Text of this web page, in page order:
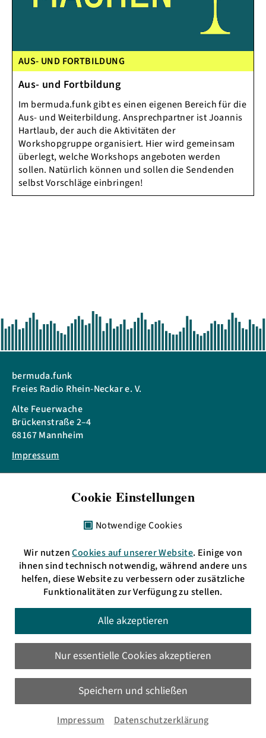
AUS- UND FORTBILDUNG
Aus- und Fortbildung
Im bermuda.funk gibt es einen eigenen Bereich für die
Aus- und Weiterbildung. Ansprechpartner ist Joannis
Hartlaub, der auch die Aktivitäten der
Workshopgruppe organisiert. Hier wird gemeinsam
überlegt, welche Workshops angeboten werden
sollen. Natürlich können und sollen die Sendenden
selbst Vorschläge einbringen!
bermuda.funk
Freies Radio Rhein-Neckar e. V.
Alte Feuerwache
Brückenstraße 2–4
68167 Mannheim
Impressum
info(at)bermudafunk.org
Di., Mi. & Do. 11:00 bis 13:00 Uhr
sowie nach Vereinbarung
oder imLivestream
Besuche uns auf
Facebook und Instagram!
Cookie Einstellungen
Notwendige Cookies
Wir nutzenCookies auf unserer Website. Einige von
ihnen sind technisch notwendig, während andere uns
helfen, diese Website zu verbessern oder zusätzliche
Funktionalitäten zur Verfügung zu stellen.
Alle akzeptieren
Nur essentielle Cookies akzeptieren
Speichern und schließen
Impressum Datenschutzerklärung